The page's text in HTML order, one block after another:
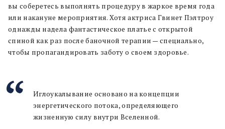
вы соберетесь выполнять процедуру в жаркое время года
или накануне мероприятия. Хотя актриса Гвинет Пэлтроу
однажды надела фантастическое платье с открытой
спиной как раз после баночной терапии — специально,
чтобы пропагандировать заботу о своем здоровье.
Иглоукалывание основано на концепции
энергетического потока, определяющего
жизненную силу внутри Вселенной.